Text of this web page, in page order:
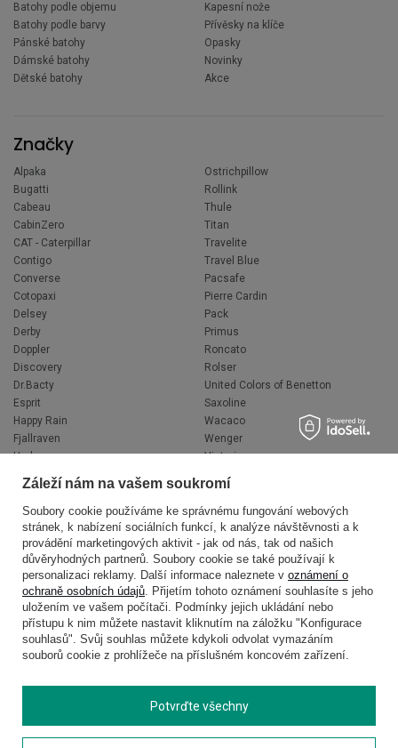
Batohy podle objemu
Batohy podle barvy
Pánské batohy
Dámské batohy
Dětské batohy
Kapesní nože
Přívěsky na klíče
Opasky
Novinky
Akce
Značky
Alpaka
Bugatti
Cabeau
CabinZero
CAT - Caterpillar
Contigo
Converse
Cotopaxi
Delsey
Derby
Doppler
Discovery
Dr.Bacty
Esprit
Happy Rain
Fjallraven
Hedgren
Herschel
Jeep
Knirps
LEGO
National Geographic
Ogio
Ostrichpillow
Rollink
Thule
Titan
Travelite
Travel Blue
Pacsafe
Pierre Cardin
Pack
Primus
Roncato
Rolser
United Colors of Benetton
Saxoline
Wacaco
Wenger
Victorinox
Volkswagen
XD Design
Zojirushi
Muitomas
FLYNKA
VANS
Copyright © 2026 delcaso.cz. Všechna práva vyhrazena.
Záleží nám na vašem soukromí
Soubory cookie používáme ke správnému fungování webových
stránek, k nabízení sociálních funkcí, k analýze návštěvnosti a k
provádění marketingových aktivit - jak od nás, tak od našich
důvěryhodných partnerů. Soubory cookie se také používají k
personalizaci reklamy. Další informace naleznete v oznámení o
ochraně osobních údajů. Přijetím tohoto oznámení souhlasíte s jeho
uložením ve vašem počítači. Podmínky jejich ukládání nebo
přístupu k nim můžete nastavit kliknutím na záložku "Konfigurace
souhlasů". Svůj souhlas můžete kdykoli odvolat vymazáním
souborů cookie z prohlížeče na příslušném koncovém zařízení.
Potvrďte všechny